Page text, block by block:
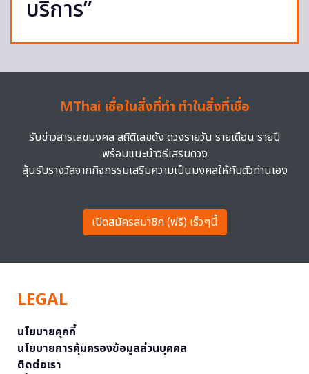
บริการ”
MThai เชื่อในสิ่งที่ทำ ทำในสิ่งที่เชื่อ
รับข่าวสารเลขมงคล สถิติเลขดัง ดวงรายวัน รายเดือน รายปี
พร้อมแนะนำวิธีเสริมดวง
ลุ้นรับรางวัลจากกิจกรรมเสริมความเป็นมงคลให้กับตัวท่านเอง
เปิดสมัครสมาชิก (ฟรี) เร็วๆนี้
LEGAL
นโยบายคุกกี้
นโยบายการคุ้มครองข้อมูลส่วนบุคคล
ติดต่อเรา